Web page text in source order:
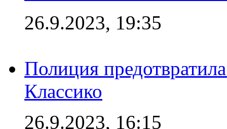
26.9.2023, 19:35
Полиция
Классико
26.9.2023, 16:15